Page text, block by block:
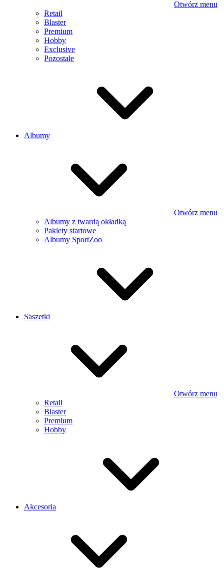
Otwórz menu
Retail
Blaster
Premium
Hobby
Exclusive
Pozostałe
Albumy
Otwórz menu
Albumy z twardą okładką
Pakiety startowe
Albumy SportZoo
Saszetki
Otwórz menu
Retail
Blaster
Premium
Hobby
Akcesoria